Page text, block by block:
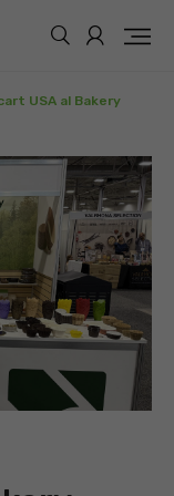
USA al Bakery